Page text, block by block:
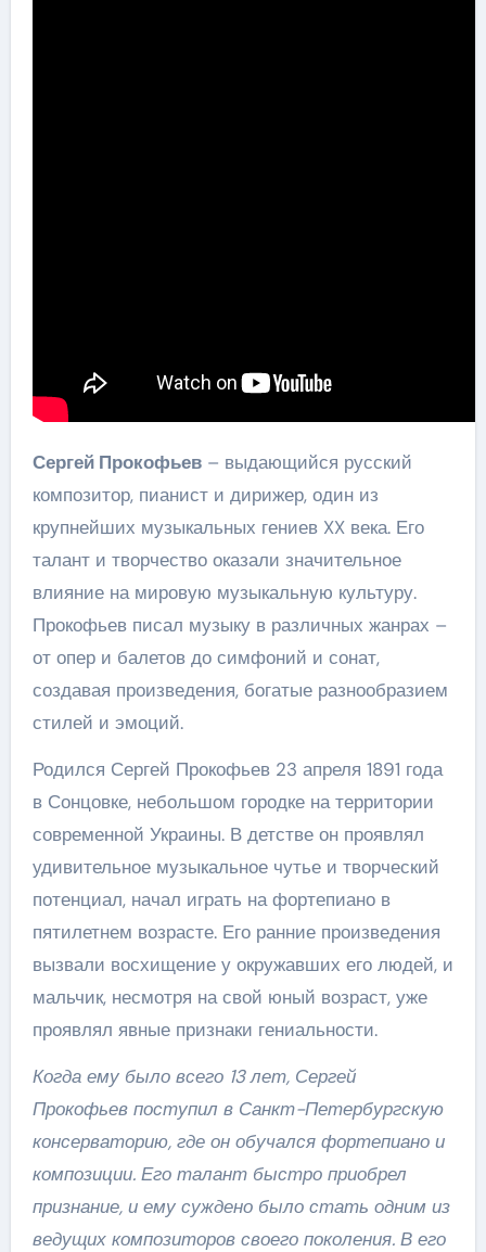
Сергей Прокофьев– выдающийся русский
композитор, пианист и дирижер, один из
крупнейших музыкальных гениев XX века. Его
талант и творчество оказали значительное
влияние на мировую музыкальную культуру.
Прокофьев писал музыку в различных жанрах –
от опер и балетов до симфоний и сонат,
создавая произведения, богатые разнообразием
стилей и эмоций.
Родился Сергей Прокофьев 23 апреля 1891 года
в Сонцовке, небольшом городке на территории
современной Украины. В детстве он проявлял
удивительное музыкальное чутье и творческий
потенциал, начал играть на фортепиано в
пятилетнем возрасте. Его ранние произведения
вызвали восхищение у окружавших его людей, и
мальчик, несмотря на свой юный возраст, уже
проявлял явные признаки гениальности.
Когда ему было всего 13 лет, Сергей
Прокофьев поступил в Санкт-Петербургскую
консерваторию, где он обучался фортепиано и
композиции. Его талант быстро приобрел
признание, и ему суждено было стать одним из
ведущих композиторов своего поколения. В его